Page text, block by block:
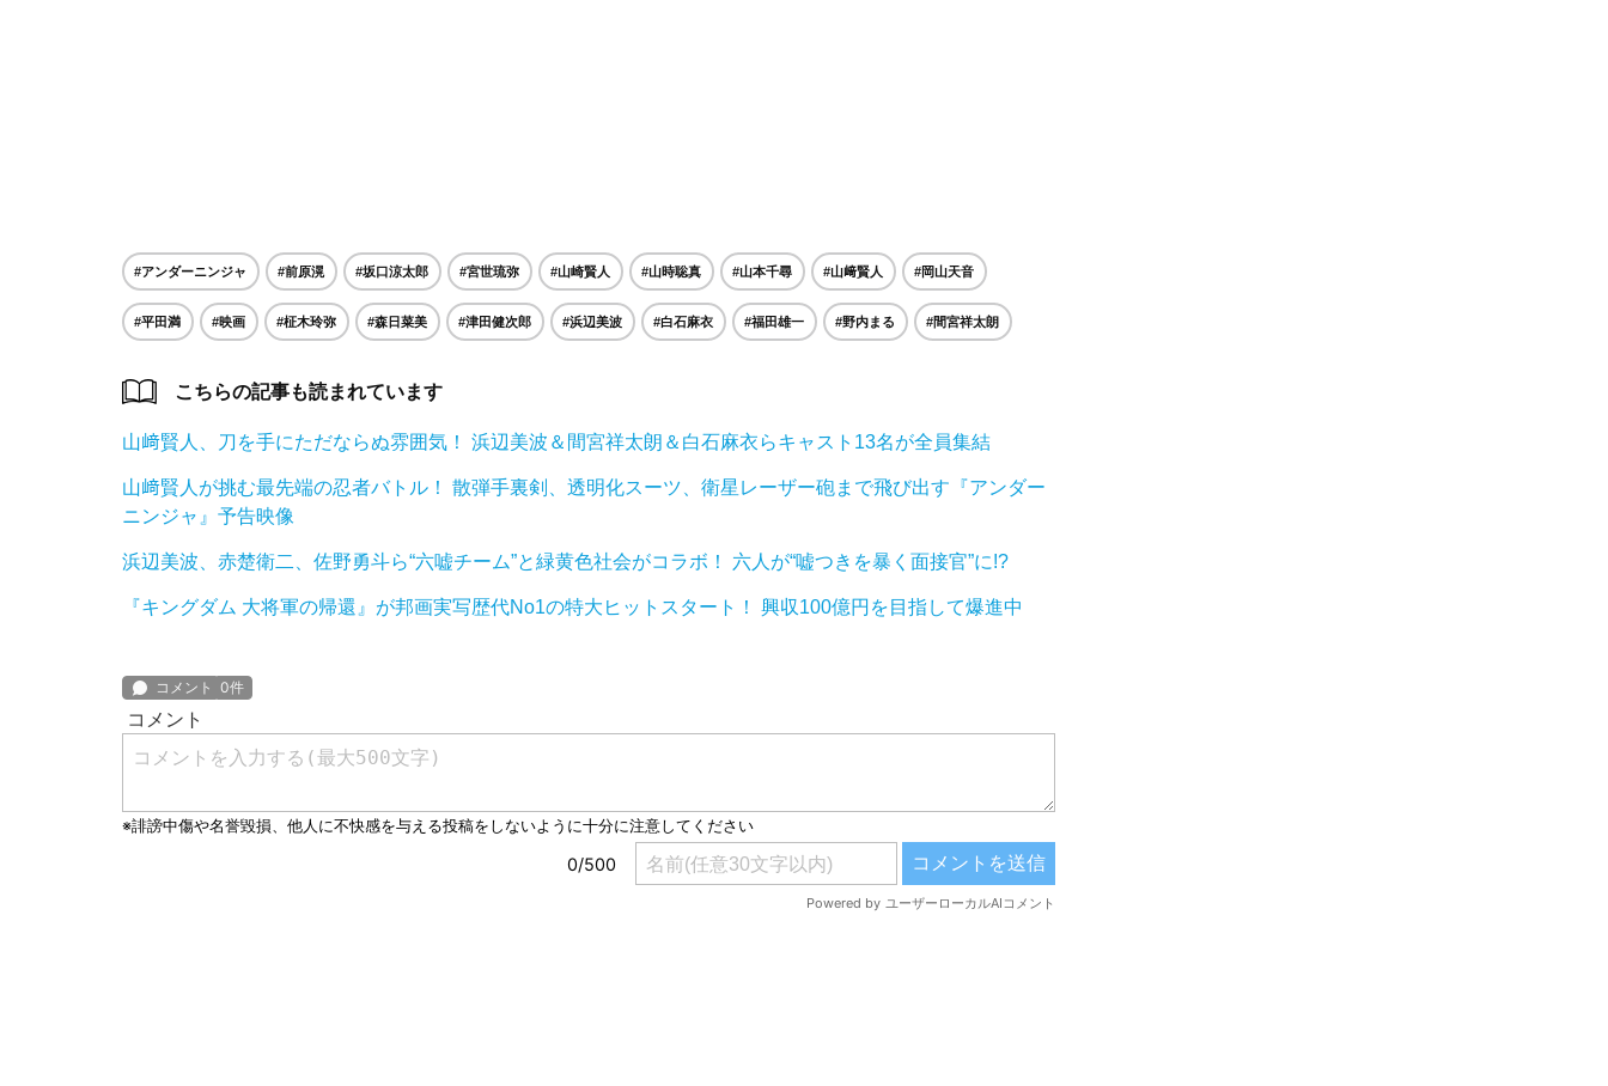
#アンダーニンジャ #前原滉 #坂口涼太郎 #宮世琉弥 #山崎賢人 #山時聡真 #山本千尋 #山﨑賢人 #岡山天音
#平田満 #映画 #柾木玲弥 #森日菜美 #津田健次郎 #浜辺美波 #白石麻衣 #福田雄一 #野内まる #間宮祥太朗
こちらの記事も読まれています
山﨑賢人、刀を手にただならぬ雰囲気！ 浜辺美波＆間宮祥太朗＆白石麻衣らキャスト13名が全員集結
山﨑賢人が挑む最先端の忍者バトル！ 散弾手裏剣、透明化スーツ、衛星レーザー砲まで飛び出す『アンダー
ニンジャ』予告映像
浜辺美波、赤楚衛二、佐野勇斗ら“六嘘チーム”と緑黄色社会がコラボ！ 六人が“嘘つきを暴く面接官”に!?
『キングダム 大将軍の帰還』が邦画実写歴代No1の特大ヒットスタート！ 興収100億円を目指して爆進中